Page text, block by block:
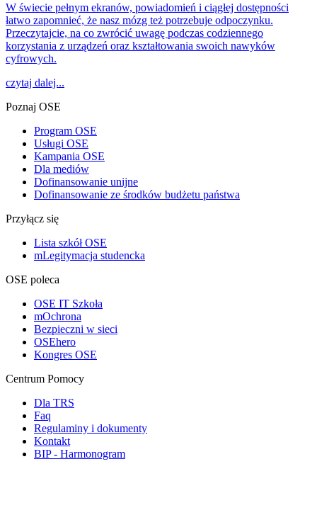
W świecie pełnym ekranów, powiadomień i ciągłej dostępności
łatwo zapomnieć, że nasz mózg też potrzebuje odpoczynku.
Przeczytajcie, na co zwrócić uwagę podczas codziennego
korzystania z urządzeń oraz kształtowania swoich nawyków
cyfrowych.
czytaj dalej...
Poznaj OSE
Program OSE
Usługi OSE
Kampania OSE
Dla mediów
Dofinansowanie unijne
Dofinansowanie ze środków budżetu państwa
Przyłącz się
Lista szkół OSE
mLegitymacja studencka
OSE poleca
OSE IT Szkoła
mOchrona
Bezpieczni w sieci
OSEhero
Kongres OSE
Centrum Pomocy
Dla TRS
Faq
Regulaminy i dokumenty
Kontakt
BIP - Harmonogram